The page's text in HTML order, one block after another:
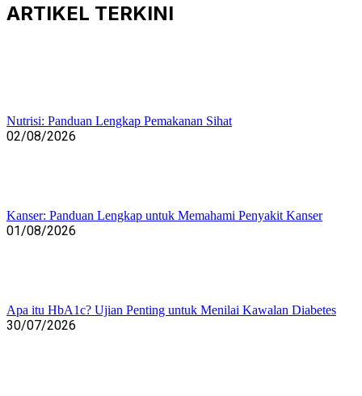
ARTIKEL TERKINI
Nutrisi: Panduan Lengkap Pemakanan Sihat
02/08/2026
Kanser: Panduan Lengkap untuk Memahami Penyakit Kanser
01/08/2026
Apa itu HbA1c? Ujian Penting untuk Menilai Kawalan Diabetes
30/07/2026